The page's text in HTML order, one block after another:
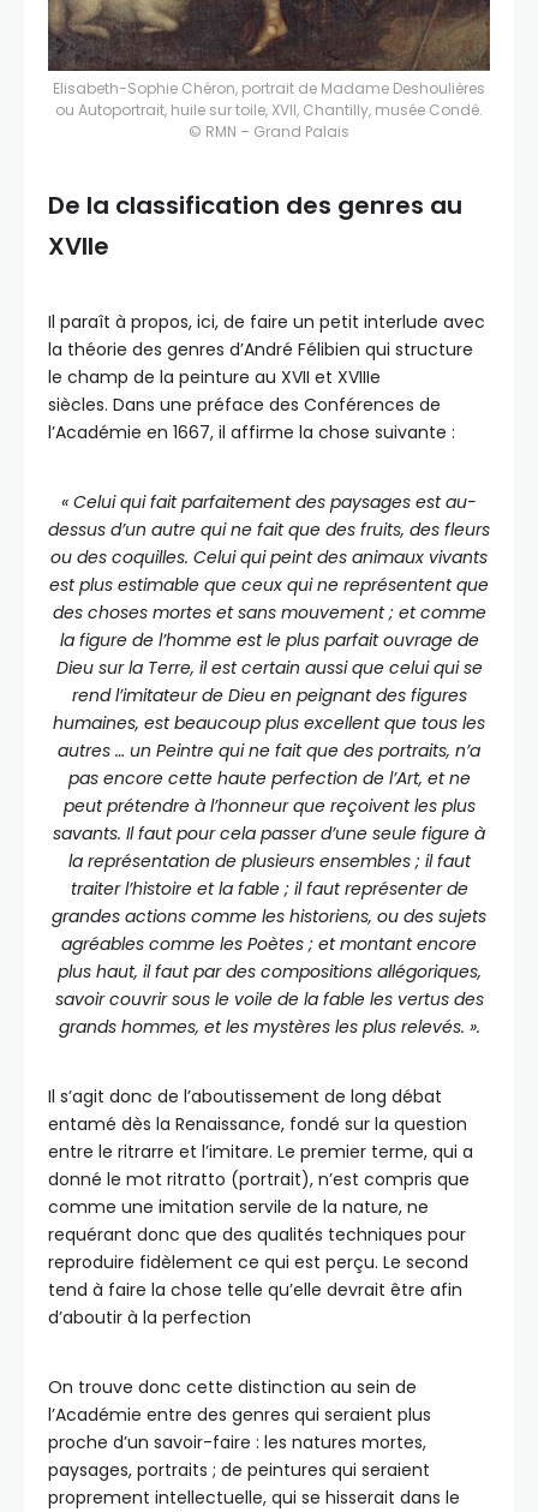
Elisabeth-Sophie Chéron, portrait de Madame Deshoulières
ou Autoportrait, huile sur toile, XVII, Chantilly, musée Condé.
© RMN – Grand Palais
De la classification des genres au
XVIIe
Il paraît à propos, ici, de faire un petit interlude avec
la théorie des genres d’André Félibien qui structure
le champ de la peinture au XVII et XVIIIe
siècles. Dans une préface des Conférences de
l’Académie en 1667, il affirme la chose suivante :
« Celui qui fait parfaitement des paysages est au-
dessus d’un autre qui ne fait que des fruits, des fleurs
ou des coquilles. Celui qui peint des animaux vivants
est plus estimable que ceux qui ne représentent que
des choses mortes et sans mouvement ; et comme
la figure de l’homme est le plus parfait ouvrage de
Dieu sur la Terre, il est certain aussi que celui qui se
rend l’imitateur de Dieu en peignant des figures
humaines, est beaucoup plus excellent que tous les
autres … un Peintre qui ne fait que des portraits, n’a
pas encore cette haute perfection de l’Art, et ne
peut prétendre à l’honneur que reçoivent les plus
savants. Il faut pour cela passer d’une seule figure à
la représentation de plusieurs ensembles ; il faut
traiter l’histoire et la fable ; il faut représenter de
grandes actions comme les historiens, ou des sujets
agréables comme les Poètes ; et montant encore
plus haut, il faut par des compositions allégoriques,
savoir couvrir sous le voile de la fable les vertus des
grands hommes, et les mystères les plus relevés. ».
Il s’agit donc de l’aboutissement de long débat
entamé dès la Renaissance, fondé sur la question
entre le ritrarre et l’imitare. Le premier terme, qui a
donné le mot ritratto (portrait), n’est compris que
comme une imitation servile de la nature, ne
requérant donc que des qualités techniques pour
reproduire fidèlement ce qui est perçu. Le second
tend à faire la chose telle qu’elle devrait être afin
d’aboutir à la perfection
On trouve donc cette distinction au sein de
l’Académie entre des genres qui seraient plus
proche d’un savoir-faire : les natures mortes,
paysages, portraits ; de peintures qui seraient
proprement intellectuelle, qui se hisserait dans le